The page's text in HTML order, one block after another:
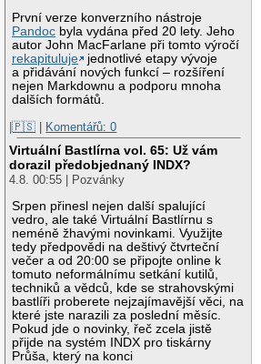
První verze konverzního nástroje
Pandoc byla vydána před 20 lety. Jeho
autor John MacFarlane při tomto výročí
rekapituluje
jednotlivé etapy vývoje
a přidávání nových funkcí – rozšíření
nejen Markdownu a podporu mnoha
dalších formátů.
|🇵🇸 | Komentářů: 0
Virtuální Bastlírna vol. 65: Už vám
dorazil předobjednaný INDX?
4.8. 00:55 | Pozvánky
Srpen přinesl nejen další spalující
vedro, ale také Virtuální Bastlírnu s
neméně žhavými novinkami. Využijte
tedy předpovědi na deštivý čtvrteční
večer a od 20:00 se připojte online k
tomuto neformálnímu setkání kutilů,
techniků a vědců, kde se strahovskými
bastlíři proberete nejzajímavější věci, na
které jste narazili za poslední měsíc.
Pokud jde o novinky, řeč zcela jistě
přijde na systém INDX pro tiskárny
Průša, který na konci